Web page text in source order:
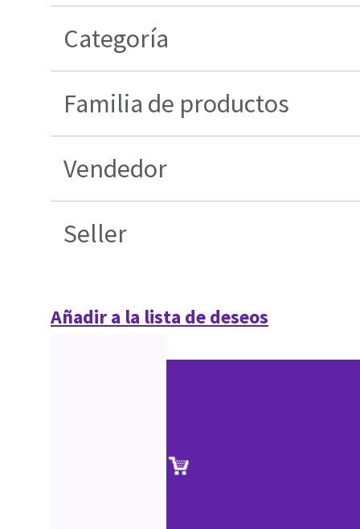
Categoría
Familia de productos
Vendedor
Seller
Añadir a la lista de deseos